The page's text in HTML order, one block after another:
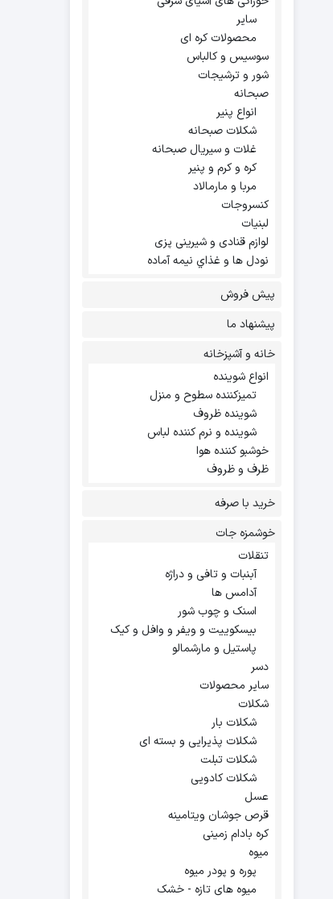
سایر
محصولات کره ای
سوسیس و کالباس
شور و ترشیجات
صبحانه
انواع پنیر
شکلات صبحانه
غلات و سیریال صبحانه
کره و کرم و پنیر
مربا و مارمالاد
کنسروجات
لبنیات
لوازم قنادی و شیرینی پزی
نودل ها و غذاي نيمه آماده
پیش فروش
پیشنهاد ما
خانه و آشپزخانه
انواع شوینده
تمیزکننده سطوح و منزل
شوینده ظروف
شوینده و نرم کننده لباس
خوشبو کننده هوا
ظرف و ظروف
خرید با صرفه
خوشمزه جات
تنقلات
آبنبات و تافی و دراژه
آدامس ها
اسنک و چوب شور
بیسکوییت و ویفر و وافل و کیک
پاستیل و مارشمالو
دسر
سایر محصولات
شکلات
شکلات بار
شکلات پذیرایی و بسته ای
شکلات تبلت
شکلات کادویی
عسل
قرص جوشان ویتامینه
کره بادام زمینی
میوه
پوره و پودر میوه
میوه های تازه - خشک